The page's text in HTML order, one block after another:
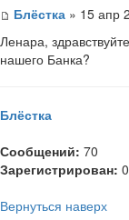
Блёстка » 15 апр
Ленара,
нашего Банка?
Блёстка
Сообщений: 70
Зарегистрирован:
Вернуться наверх